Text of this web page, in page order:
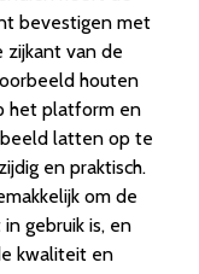
bevestigen met
zijkant van de
houten
het platform en
latten op te
en praktisch.
om de
gebruik is, en
kwaliteit en